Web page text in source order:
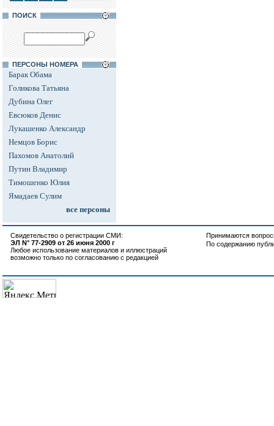
ПОИСК
ПЕРСОНЫ НОМЕРА
Барак Обама
Голикова Татьяна
Дубина Олег
Евсюков Денис
Лукашенко Александр
Немцов Борис
Пахомов Анатолий
Путин Владимир
Тимошенко Юлия
Ямадаев Сулим
все персоны
Свидетельство о регистрации СМИ:
ЭЛ N° 77-2909 от 26 июня 2000 г
Любое использование материалов и иллюстраций
возможно только по согласованию с редакцией
Принимаются
По содержанию